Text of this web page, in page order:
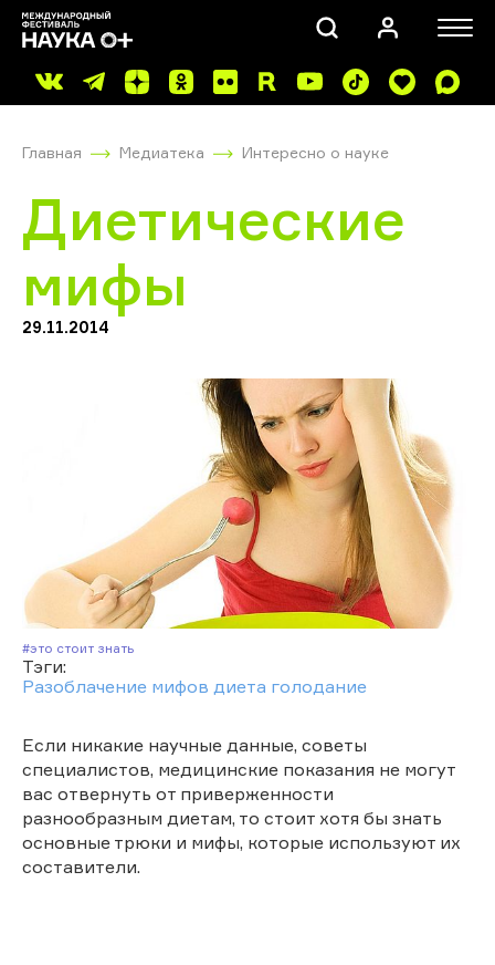
Главная Медиатека Интересно о науке
Диетические
мифы
29.11.2014
#Это стоит знать
Тэги:
Разоблачение мифов диета голодание
Если никакие научные данные, советы
специалистов, медицинские показания не могут
вас отвернуть от приверженности
разнообразным диетам, то стоит хотя бы знать
основные трюки и мифы, которые используют их
составители.